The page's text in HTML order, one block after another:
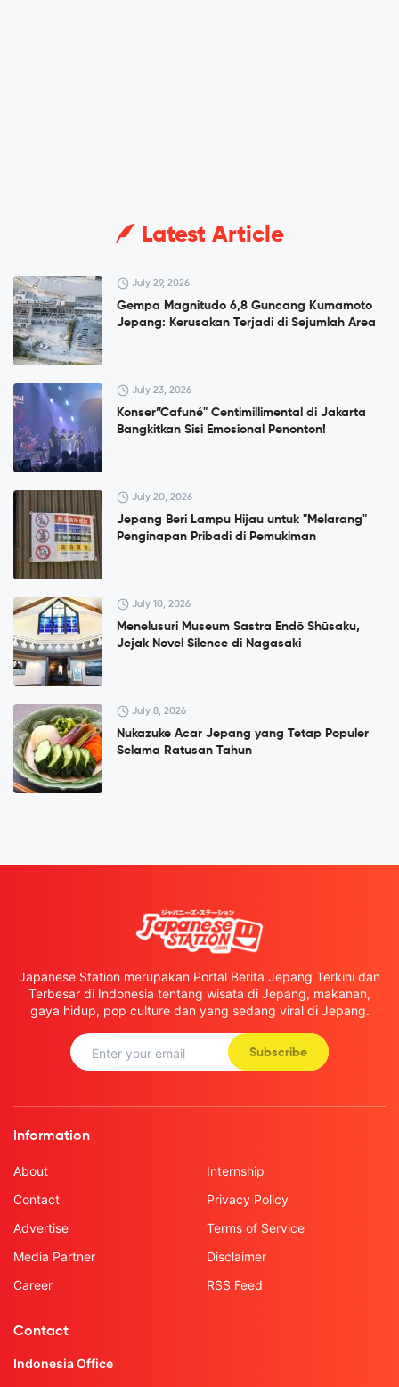
Latest Article
July 29, 2026
Gempa Magnitudo 6,8 Guncang Kumamoto
Jepang: Kerusakan Terjadi di Sejumlah Area
July 23, 2026
Konser”Cafuné" Centimillimental di Jakarta
Bangkitkan Sisi Emosional Penonton!
July 20, 2026
Jepang Beri Lampu Hijau untuk "Melarang"
Penginapan Pribadi di Pemukiman
July 10, 2026
Menelusuri Museum Sastra Endō Shūsaku,
Jejak Novel Silence di Nagasaki
July 8, 2026
Nukazuke Acar Jepang yang Tetap Populer
Selama Ratusan Tahun
Japanese Station merupakan Portal Berita Jepang Terkini dan
Terbesar di Indonesia tentang wisata di Jepang, makanan,
gaya hidup, pop culture dan yang sedang viral di Jepang.
Subscribe
Information
About
Contact
Advertise
Media Partner
Career
Internship
Privacy Policy
Terms of Service
Disclaimer
RSS Feed
Contact
Indonesia Office